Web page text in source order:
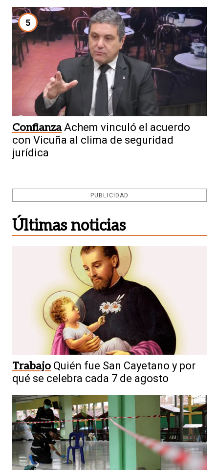
5
Confianza Achem vinculó el acuerdo
con Vicuña al clima de seguridad
jurídica
PUBLICIDAD
Últimas noticias
Trabajo Quién fue San Cayetano y por
qué se celebra cada 7 de agosto